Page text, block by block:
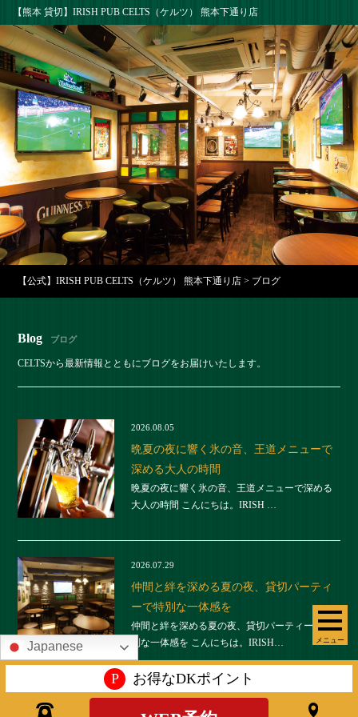
【熊本 貸切】IRISH PUB CELTS（ケルツ） 熊本下通り店
メニュー
【公式】IRISH PUB CELTS（ケルツ） 熊本下通り店 > ブログ
Blog ブログ
CELTSから最新情報とともにブログをお届けいたします。
2026.08.05
晩夏の夜に響く氷の音、王道メニューで
深める大人の時間
晩夏の夜に響く氷の音、王道メニューで深める
大人の時間 こんにちは。IRISH …
2026.07.29
仲間と絆を深める夏の夜、貸切パーティ
ーで特別な一体感を
仲間と絆を深める夏の夜、貸切パーティーで特
別な一体感を こんにちは。IRISH…
Japanese
P お得なDKポイント